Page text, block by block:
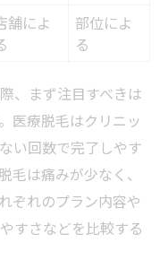
タイプとは
注意点
いコツ
ン選びの基準とは
比較ポイント一覧
を見極める方法
点
要性
舗によ
部位によ
る
、まず注目すべきは
医療脱毛はクリニッ
い回数で完了しやす
毛は痛みが少なく、
ぞれのプラン内容や
すさなどを比較する